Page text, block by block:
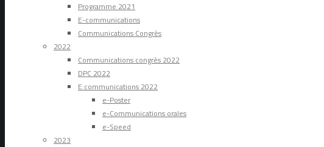
Programme 2021
E-communications
Communications Congrès
2022
Communications congrès 2022
DPC 2022
E.communications 2022
e-Poster
e-Communications orales
e-Speed
2023